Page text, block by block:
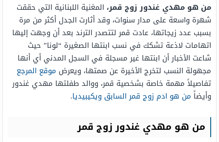
من هو مهدي غندور زوج قمر، المغنية اللبنانية التي حققت
شهرة واسعة على مدار سنوات، وقد أثارت الجدل أكثر من مرة
بسبب عدد زيجاتها، عادت قمر لتتصدر الترند بعد أن وجهت إليها
اتهامات لاذعة تشكك في نسب ابنتها الصغيرة “لونا” حيث
شاعت الأخبار أن ابنتها غير مسجلة في السجل المدني أي أنها
مجهولة النسب لتخرج الأخيرة عن صمتها، ويعرض موقع المرجع
تفاصيلاً مهمة خاصة بشخصية قمر، ووالد طفلتها مهدي غندور
وأيضاً من هو ادم زوج قمر السابق ويكيبيديا.
من هو مهدي غندور زوج قمر